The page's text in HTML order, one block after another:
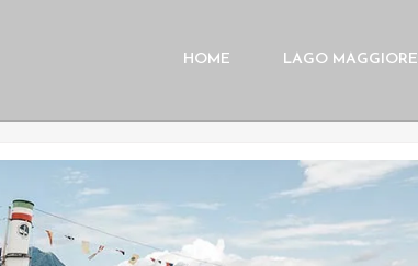
HOME LAGO MAGGIORE